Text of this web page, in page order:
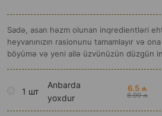
Sadə, asan həzm olunan inqredientləri
heyvanınızın rasionunu tamamlayır və
böyümə və yeni ailə üzvünüzün düzgün
1 шт
Anbarda
yoxdur
6.5 ₼
8.00 ₼